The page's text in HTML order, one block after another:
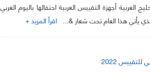
أجهزة التقييس العربية احتفالها باليوم العربي
اقرأ المزيد +
2022